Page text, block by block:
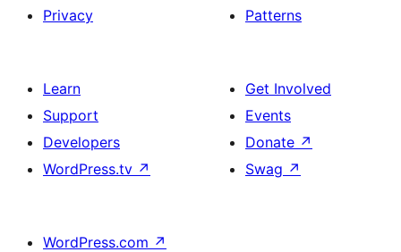
Privacy
Patterns
Learn
Support
Developers
WordPress.tv ↗
Get Involved
Events
Donate ↗
Swag ↗
WordPress.com ↗